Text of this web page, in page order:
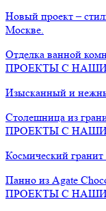
Новый проект –
Москве.
Отделка ванной
ПРОЕКТЫ С
Изысканный и
Cтолешница из
ПРОЕКТЫ С
Космический
Панно из Agate
ПРОЕКТЫ С